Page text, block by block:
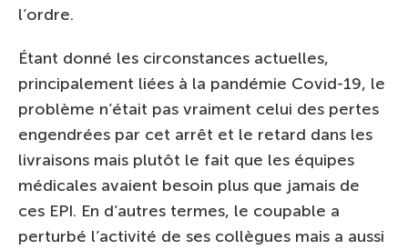
l’ordre.
Étant donné les circonstances actuelles,
principalement liées à la pandémie Covid-19, le
problème n’était pas vraiment celui des pertes
engendrées par cet arrêt et le retard dans les
livraisons mais plutôt le fait que les équipes
médicales avaient besoin plus que jamais de
ces EPI. En d’autres termes, le coupable a
perturbé l’activité de ses collègues mais a aussi